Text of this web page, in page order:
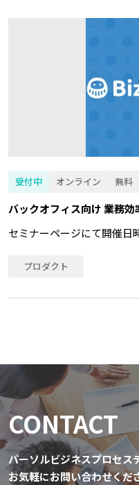
受付中 オンライン 無料
バックオフィス向け 業務効
セミナーページにて開催日
プロダクト
CONTACT
パーソルビジネスプロセス
お気軽にお問い合わせくだ